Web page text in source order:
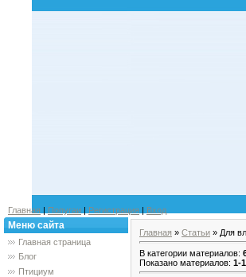
Главная | Попугаи | Регистрация | Вход
Меню сайта
Главная страница
Блог
Птициум
Главная » Статьи » Для
В категории материалов:
Показано материалов: 1-